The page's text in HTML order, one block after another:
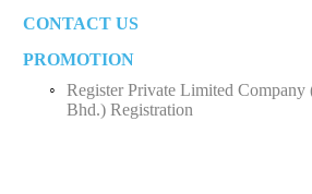
CONTACT US
PROMOTION
Register Private Limited Company
Bhd.) Registration